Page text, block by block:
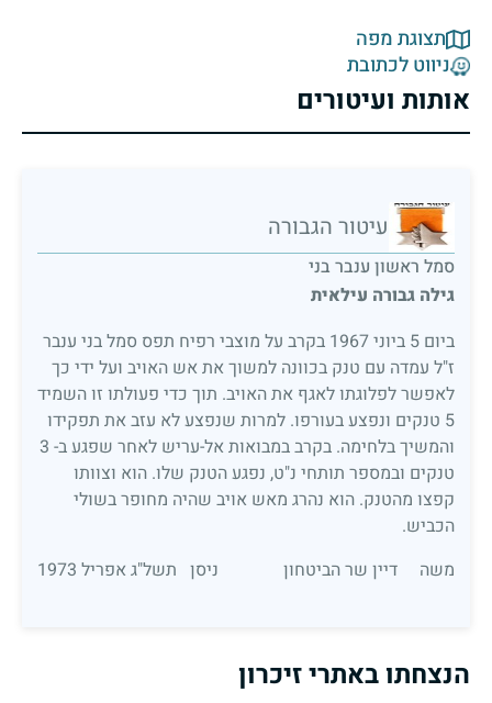
תצוגת מפה
ניווט לכתובת
אותות ועיטורים
עיטור הגבורה
סמל ראשון ענבר בני
גילה גבורה עילאית
ביום 5 ביוני 1967 בקרב על מוצבי רפיח תפס סמל בני ענבר
ז"ל עמדה עם טנק בכוונה למשוך את אש האויב ועל ידי כך
לאפשר לפלוגתו לאגף את האויב. תוך כדי פעולתו זו השמיד
5 טנקים ונפצע בעורפו. למרות שנפצע לא עזב את תפקידו
והמשיך בלחימה. בקרב במבואות אל-עריש לאחר שפגע ב- 3
טנקים ובמספר תותחי נ"ט, נפגע הטנק שלו. הוא וצוותו
קפצו מהטנק. הוא נהרג מאש אויב שהיה מחופר בשולי
הכביש.
משה דיין שר הביטחון
ניסן תשל"ג אפריל 1973
הנצחתו באתרי זיכרון